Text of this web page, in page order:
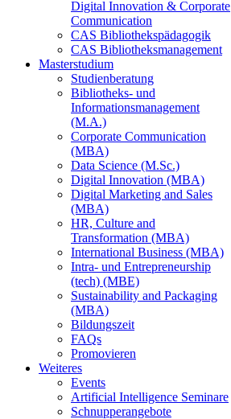
Digital Innovation & Corporate
Communication
CAS Bibliothekspädagogik
CAS Bibliotheksmanagement
Masterstudium
Studienberatung
Bibliotheks- und
Informationsmanagement
(M.A.)
Corporate Communication
(MBA)
Data Science (M.Sc.)
Digital Innovation (MBA)
Digital Marketing and Sales
(MBA)
HR, Culture and
Transformation (MBA)
International Business (MBA)
Intra- und Entrepreneurship
(tech) (MBE)
Sustainability and Packaging
(MBA)
Bildungszeit
FAQs
Promovieren
Weiteres
Events
Artificial Intelligence Seminare
Schnupperangebote